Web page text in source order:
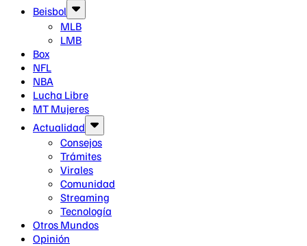
Beisbol
MLB
LMB
Box
NFL
NBA
Lucha Libre
MT Mujeres
Actualidad
Consejos
Trámites
Virales
Comunidad
Streaming
Tecnología
Otros Mundos
Opinión